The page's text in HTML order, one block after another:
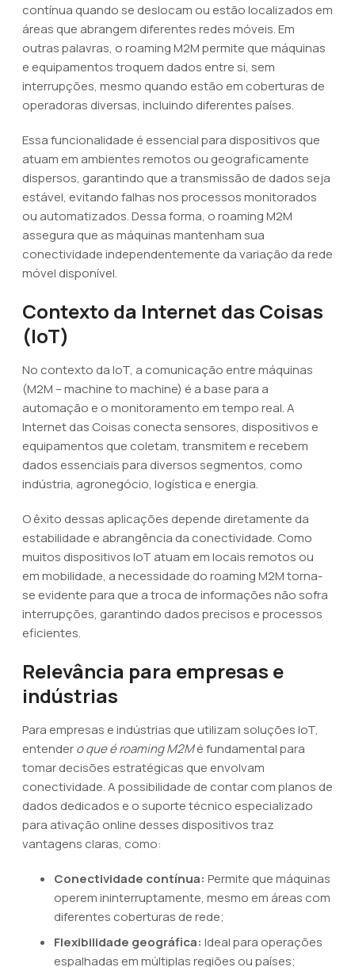
contínua quando se deslocam ou estão localizados em
áreas que abrangem diferentes redes móveis. Em
outras palavras, o roaming M2M permite que máquinas
e equipamentos troquem dados entre si, sem
interrupções, mesmo quando estão em coberturas de
operadoras diversas, incluindo diferentes países.
Essa funcionalidade é essencial para dispositivos que
atuam em ambientes remotos ou geograficamente
dispersos, garantindo que a transmissão de dados seja
estável, evitando falhas nos processos monitorados
ou automatizados. Dessa forma, o roaming M2M
assegura que as máquinas mantenham sua
conectividade independentemente da variação da rede
móvel disponível.
Contexto da Internet das Coisas
(IoT)
No contexto da IoT, a comunicação entre máquinas
(M2M – machine to machine) é a base para a
automação e o monitoramento em tempo real. A
Internet das Coisas conecta sensores, dispositivos e
equipamentos que coletam, transmitem e recebem
dados essenciais para diversos segmentos, como
indústria, agronegócio, logística e energia.
O êxito dessas aplicações depende diretamente da
estabilidade e abrangência da conectividade. Como
muitos dispositivos IoT atuam em locais remotos ou
em mobilidade, a necessidade do roaming M2M torna-
se evidente para que a troca de informações não sofra
interrupções, garantindo dados precisos e processos
eficientes.
Relevância para empresas e
indústrias
Para empresas e indústrias que utilizam soluções IoT,
entendero que é roaming M2Mé fundamental para
tomar decisões estratégicas que envolvam
conectividade. A possibilidade de contar com planos de
dados dedicados e o suporte técnico especializado
para ativação online desses dispositivos traz
vantagens claras, como:
Conectividade contínua: Permite que máquinas
operem ininterruptamente, mesmo em áreas com
diferentes coberturas de rede;
Flexibilidade geográfica: Ideal para operações
espalhadas em múltiplas regiões ou países;